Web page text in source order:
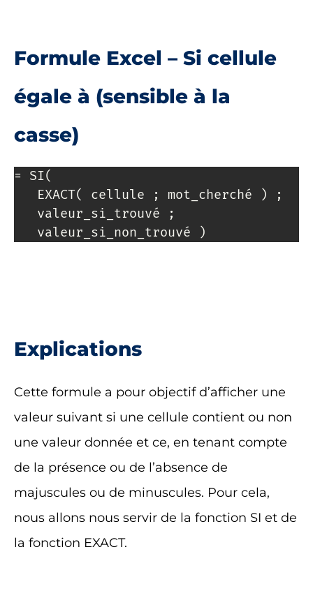
Formule Excel – Si cellule
égale à (sensible à la
casse)
= SI(
   EXACT( cellule ; mot_cherché ) ;
   valeur_si_trouvé ;
   valeur_si_non_trouvé )
Explications
Cette formule a pour objectif d’afficher une
valeur suivant si une cellule contient ou non
une valeur donnée et ce, en tenant compte
de la présence ou de l’absence de
majuscules ou de minuscules. Pour cela,
nous allons nous servir de la fonction SI et de
la fonction EXACT.